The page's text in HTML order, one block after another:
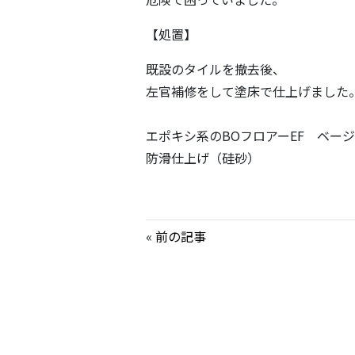
【処置】
既設のタイルを撤去後、
左官補修をして塗床で仕上げました。
エポキシ系のBOフロアーEF ベー
防滑仕上げ（硅砂）
« 前の記事